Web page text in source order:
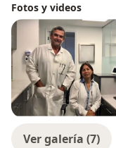
Fotos y videos
Ver galería (7)